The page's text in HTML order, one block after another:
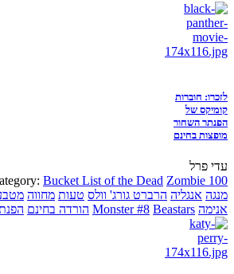
לזכרו: חוברות
קומיקס של
הפנתר השחור
מופצות בחינם
עדי פרל
Bucket List of the Dead Zombie 100
מנגה אנגליה הרברט גורג' וולס טעות מחווה
אנימה
Monster #8 Beastars הורדה בחינם